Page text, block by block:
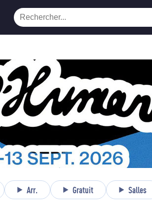
Arr. Gratuit Salles